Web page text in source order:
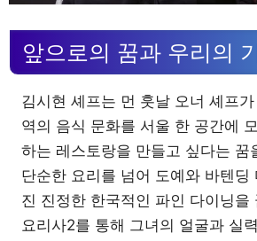
앞으로의 꿈과 우리의
김시현 셰프는 먼 훗날 오너 셰프
역의 음식 문화를 서울 한 공간에
하는 레스토랑을 만들고 싶다는 꿈
단순한 요리를 넘어 도예와 바텐딩
진 진정한 한국적인 파인 다이닝을
요리사2를 통해 그녀의 얼굴과 실